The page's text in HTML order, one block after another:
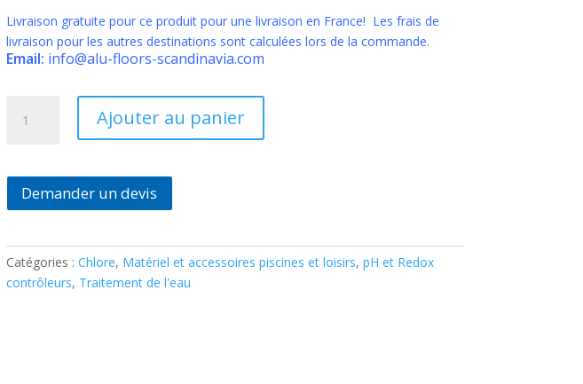
Livraison gratuite pour ce produit pour une livraison en France! Les frais de
livraison pour les autres destinations sont calculées lors de la commande.
Email: info@alu-floors-scandinavia.com
chlore
Hayward
RX
Ajouter au panier
Demander un devis
Catégories : Chlore, Matériel et accessoires piscines et loisirs, pH et Redox
contrôleurs, Traitement de l'eau